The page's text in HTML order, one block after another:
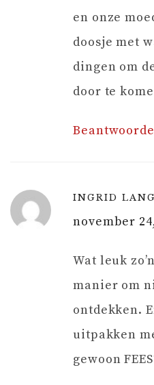
en onze
doosje met
dingen om
door te
INGRID
november
Wat leuk
manier om
ontdekken.
uitpakken
gewoon